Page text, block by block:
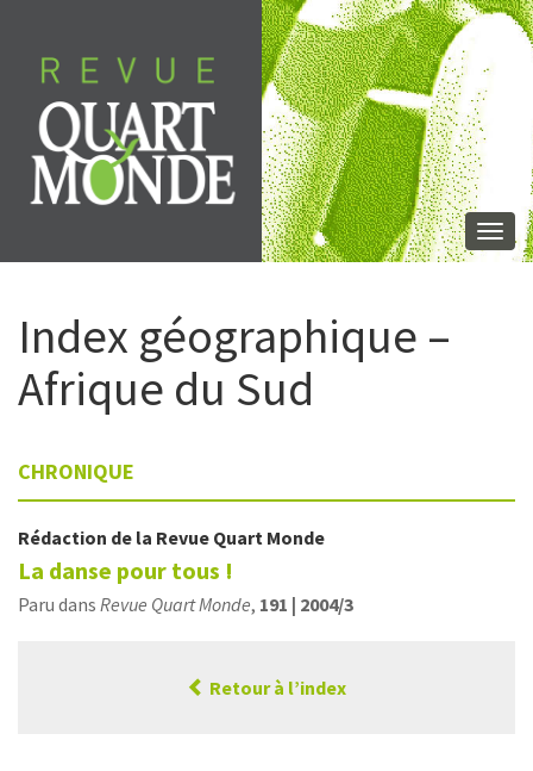
contenu
Index géographique –
Afrique du Sud
CHRONIQUE
Rédaction de la Revue Quart Monde
La danse pour tous !
Paru dans Revue Quart Monde, 191 | 2004/3
Retour à l’index